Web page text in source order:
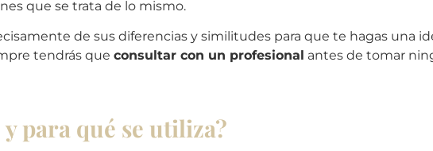
que se trata de lo mismo.
de sus diferencias y similitudes para que te hagas una
tendrás que consultar con un profesional antes de tomar
para qué se utiliza?